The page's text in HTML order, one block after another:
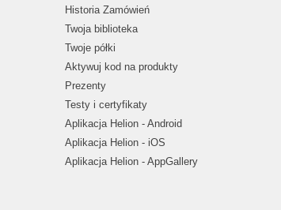
Historia Zamówień
Twoja biblioteka
Twoje półki
Aktywuj kod na produkty
Prezenty
Testy i certyfikaty
Aplikacja Helion - Android
Aplikacja Helion - iOS
Aplikacja Helion - AppGallery